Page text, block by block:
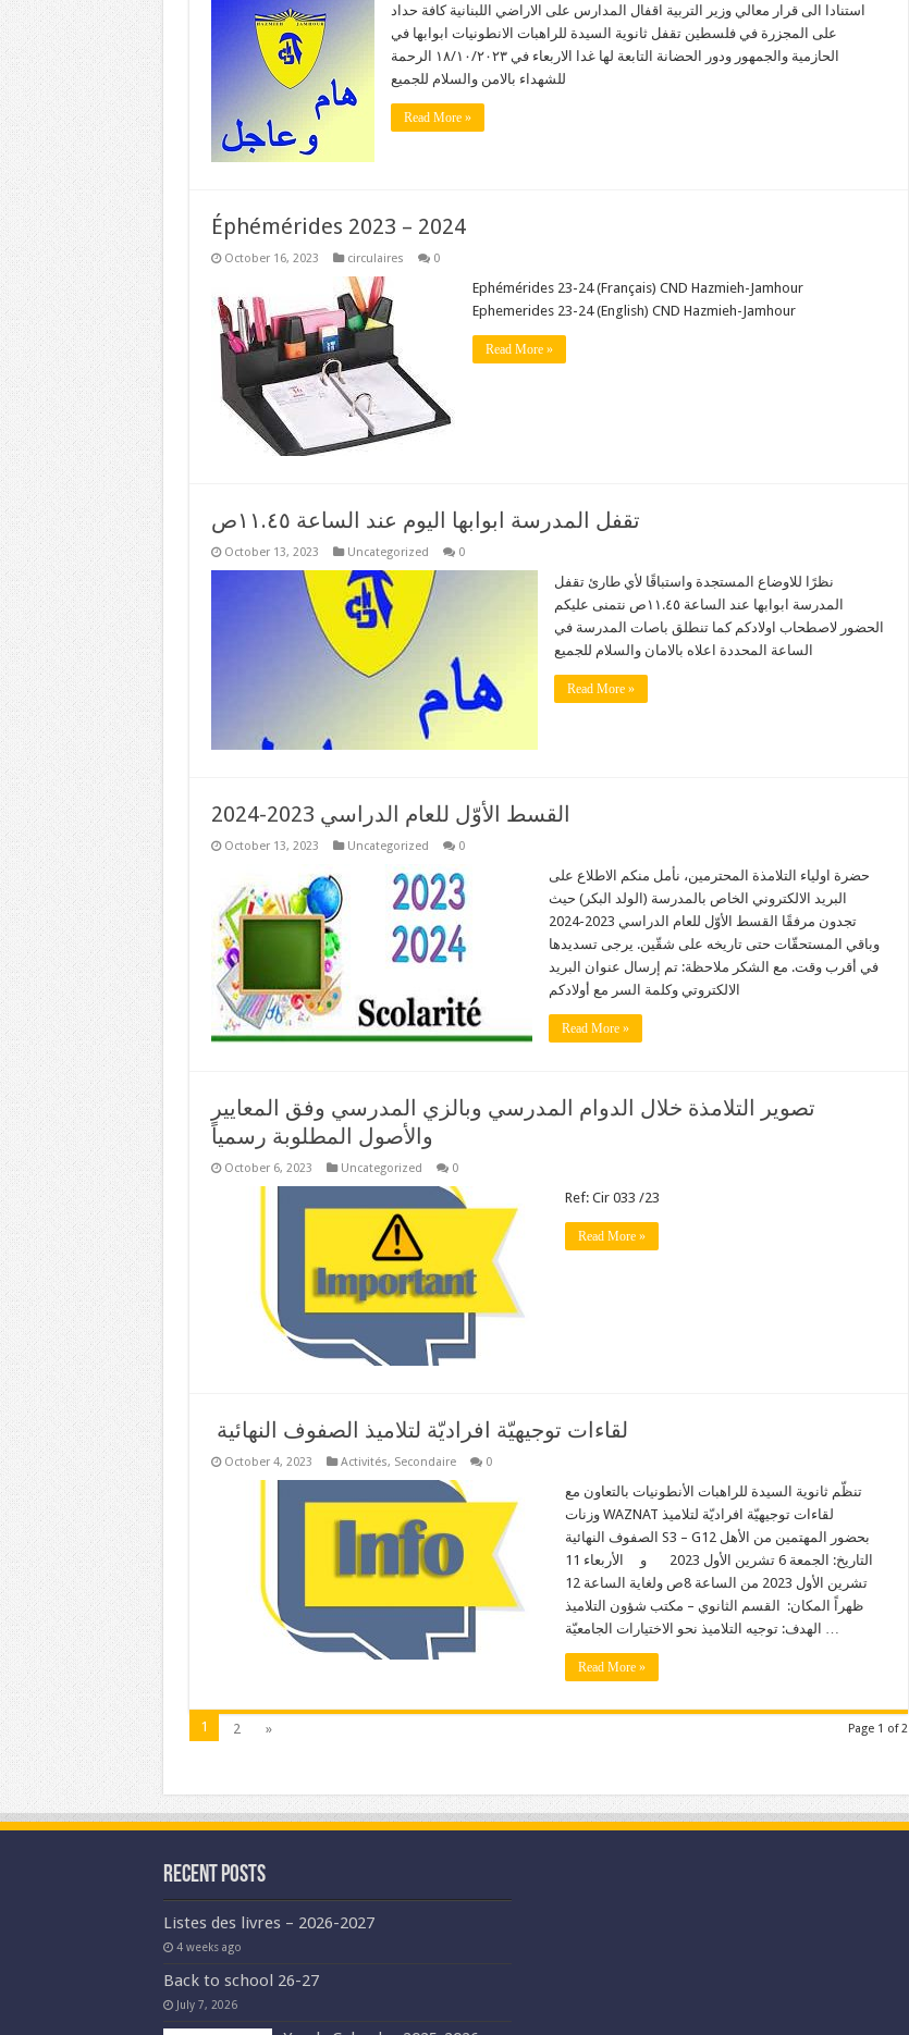
استنادا الى قرار معالي وزير التربية اقفال المدارس على الاراضي اللبنانية كافة حداد
على المجزرة في فلسطين تقفل ثانوية السيدة للراهبات الانطونيات ابوابها في
الحازمية والجمهور ودور الحضانة التابعة لها غدا الاربعاء في ١٨/١٠/٢٠٢٣ الرحمة
للشهداء بالامن والسلام للجميع
Read More »
Éphémérides 2023 – 2024
October 16, 2023 circulaires 0
Ephémérides 23-24 (Français) CND Hazmieh-Jamhour
Ephemerides 23-24 (English) CND Hazmieh-Jamhour
Read More »
تقفل المدرسة ابوابها اليوم عند الساعة ١١.٤٥ص
October 13, 2023 Uncategorized 0
نظرًا للاوضاع المستجدة واستباقًا لأي طارئ تقفل
المدرسة ابوابها عند الساعة ١١.٤٥ص نتمنى عليكم
الحضور لاصطحاب اولادكم كما تنطلق باصات المدرسة في
الساعة المحددة اعلاه بالامان والسلام للجميع
Read More »
القسط الأوّل للعام الدراسي 2023-2024
October 13, 2023 Uncategorized 0
حضرة اولياء التلامذة المحترمين، نأمل منكم الاطلاع على
البريد الالكتروني الخاص بالمدرسة (الولد البكر) حيث
تجدون مرفقًا القسط الأوّل للعام الدراسي 2023-2024
وباقي المستحقّات حتى تاريخه على شقّين. يرجى تسديدها
في أقرب وقت. مع الشكر ملاحظة: تم إرسال عنوان البريد
الالكتروتي وكلمة السر مع أولادكم
Read More »
تصوير التلامذة خلال الدوام المدرسي وبالزي المدرسي وفق المعايير
والأصول المطلوبة رسمياً
October 6, 2023 Uncategorized 0
Ref: Cir 033 /23
Read More »
لقاءات توجيهيّة افراديّة لتلاميذ الصفوف النهائية
October 4, 2023 Activités, Secondaire 0
تنظّم ثانوية السيدة للراهبات الأنطونيات بالتعاون مع
وزنات WAZNAT لقاءات توجيهيّة افراديّة لتلاميذ
الصفوف النهائية S3 – G12 بحضور المهتمين من الأهل
التاريخ: الجمعة 6 تشرين الأول 2023 و الأربعاء 11
تشرين الأول 2023 من الساعة 8ص ولغاية الساعة 12
ظهراً المكان: القسم الثانوي – مكتب شؤون التلاميذ
Read More »
Page 1 of 2
1 2 »
Recent Posts
Listes des livres – 2026-2027
4 weeks ago
Back to school 26-27
July 7, 2026